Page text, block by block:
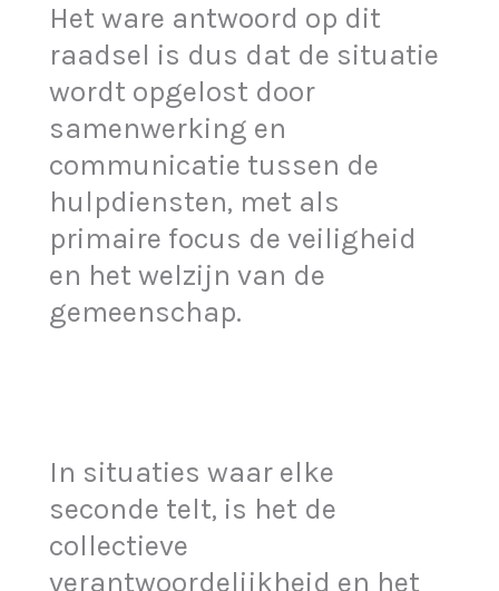
Het ware antwoord op dit
raadsel is dus dat de situatie
wordt opgelost door
samenwerking en
communicatie tussen de
hulpdiensten, met als
primaire focus de veiligheid
en het welzijn van de
gemeenschap.
In situaties waar elke
seconde telt, is het de
collectieve
verantwoordelijkheid en het